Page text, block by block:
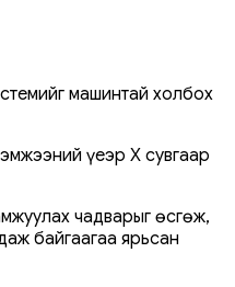
машинтай холбох
үеэр X сувгаар
чадварыг өсгөж,
байгаагаа ярьсан